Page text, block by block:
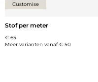
Customise
Stof per meter
€ 65
Meer varianten vanaf€ 50